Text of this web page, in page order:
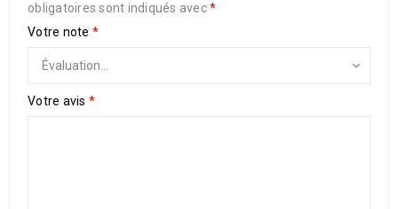
obligatoires sont indiqués avec*
Votre note *
Votre avis *